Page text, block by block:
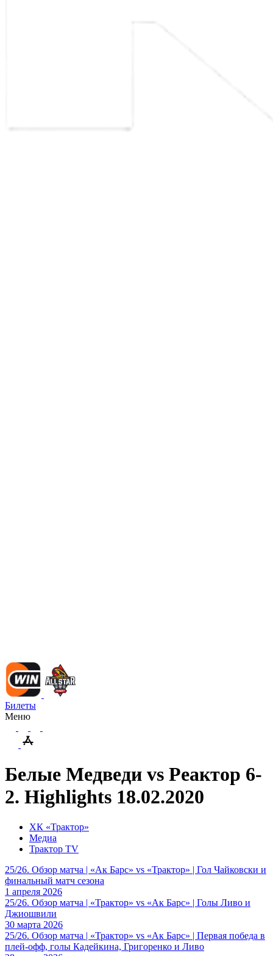
Билеты
Меню
Белые Медведи vs Реактор 6-
2. Highlights 18.02.2020
ХК «Трактор»
Медиа
Трактор TV
25/26. Обзор матча | «Ак Барс» vs «Трактор» | Гол Чайковски и
финальный матч сезона
1 апреля 2026
25/26. Обзор матча | «Трактор» vs «Ак Барс» | Голы Ливо и
Джиошвили
30 марта 2026
25/26. Обзор матча | «Трактор» vs «Ак Барс» | Первая победа в
плей-офф, голы Кадейкина, Григоренко и Ливо